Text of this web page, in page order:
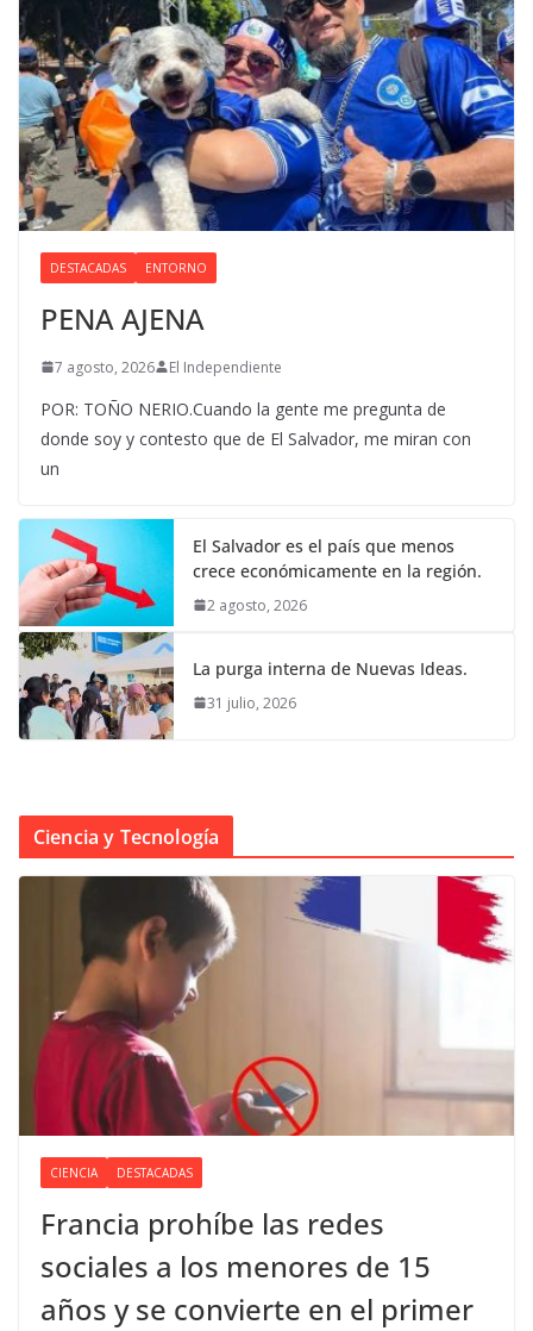
DESTACADAS ENTORNO
PENA AJENA
7 agosto, 2026 El Independiente
POR: TOÑO NERIO.Cuando la gente me pregunta de
donde soy y contesto que de El Salvador, me miran con
un
El Salvador es el país que menos
crece económicamente en la región.
2 agosto, 2026
La purga interna de Nuevas Ideas.
31 julio, 2026
Ciencia y Tecnología
CIENCIA DESTACADAS
Francia prohíbe las redes
sociales a los menores de 15
años y se convierte en el primer